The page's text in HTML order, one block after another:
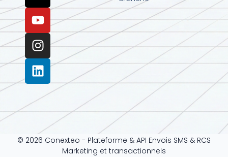
© 2026 Conexteo - Plateforme & API Envois SMS & RCS
Marketing et transactionnels